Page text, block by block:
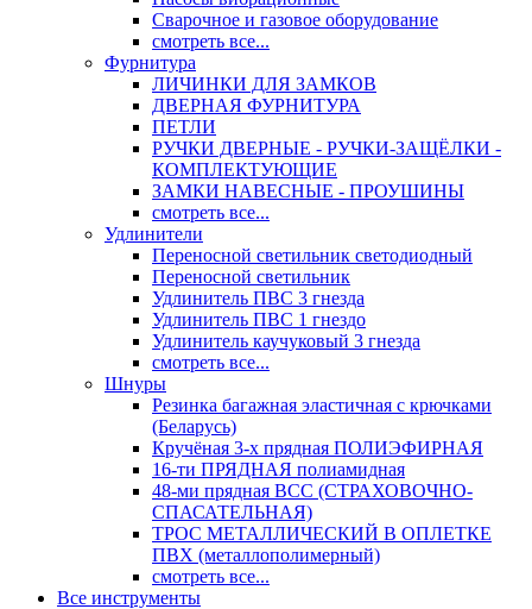
Сварочное и газовое оборудование
смотреть все...
Фурнитура
ЛИЧИНКИ ДЛЯ ЗАМКОВ
ДВЕРНАЯ ФУРНИТУРА
ПЕТЛИ
РУЧКИ ДВЕРНЫЕ - РУЧКИ-ЗАЩЁЛКИ -
КОМПЛЕКТУЮЩИЕ
ЗАМКИ НАВЕСНЫЕ - ПРОУШИНЫ
смотреть все...
Удлинители
Переносной светильник светодиодный
Переносной светильник
Удлинитель ПВС 3 гнезда
Удлинитель ПВС 1 гнездо
Удлинитель каучуковый 3 гнезда
смотреть все...
Шнуры
Резинка багажная эластичная с крючками
(Беларусь)
Кручёная 3-х прядная ПОЛИЭФИРНАЯ
16-ти ПРЯДНАЯ полиамидная
48-ми прядная ВСС (СТРАХОВОЧНО-
СПАСАТЕЛЬНАЯ)
ТРОС МЕТАЛЛИЧЕСКИЙ В ОПЛЕТКЕ
ПВХ (металлополимерный)
смотреть все...
Все инструменты